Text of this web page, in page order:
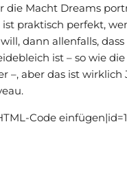
die Macht Dreams
ist praktisch perfekt,
dann allenfalls,
ist – so wie
–, aber das ist
Code